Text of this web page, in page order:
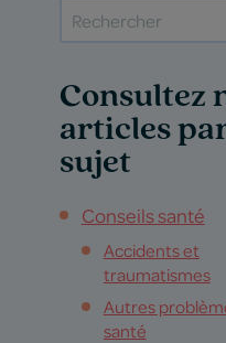
Consultez
articles
sujet
Conseils santé
Accidents et
traumatismes
Autres
santé